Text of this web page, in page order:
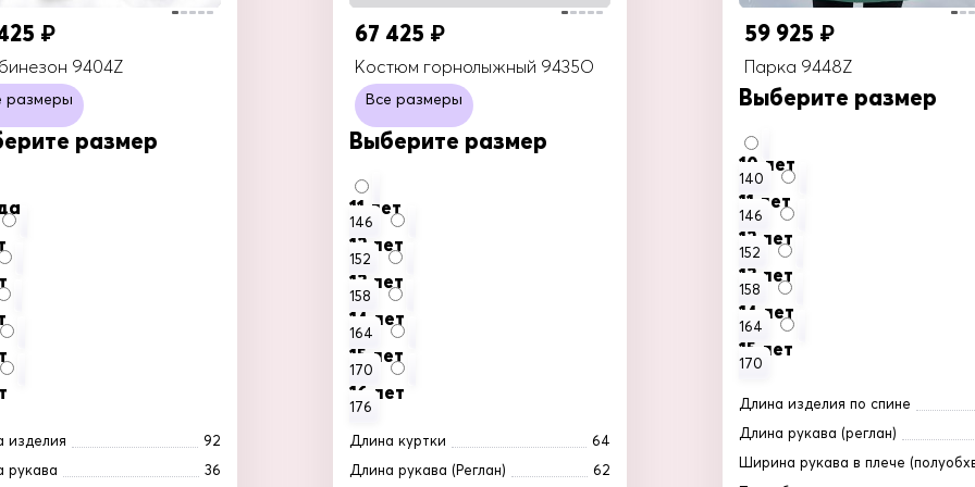
110
плеч по спине
воротника
Обхват воротника
Добавить в
₽
9404Z
размеры
размер
изделия
92
рукава
36
67 425 ₽
Костюм горнолыжный 9435O
Все размеры
Выберите размер
11 лет
146
12 лет
152
13 лет
158
14 лет
164
15 лет
170
16 лет
176
Длина куртки
64
Длина рукава (Реглан)
62
59 925 ₽
Парка 9448Z
Выберите размер
10 лет
140
11 лет
146
12 лет
152
13 лет
158
14 лет
164
15 лет
170
Длина изделия по спине
Длина рукава (реглан)
Ширина рукава в плече